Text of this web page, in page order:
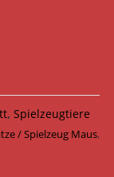
, Spielzeugtiere
/ Spielzeug Maus,